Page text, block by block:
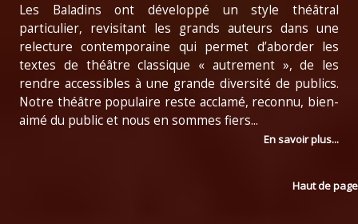
Les Baladins ont développé un style théâtral
particulier, revisitant les grands auteurs dans une
relecture contemporaine qui permet d’aborder les
textes de théâtre classique « autrement », de les
rendre accessibles à une grande diversité de publics.
Notre théâtre populaire reste acclamé, reconnu, bien-
aimé du public et nous en sommes fiers...
En savoir plus...
Haut de page